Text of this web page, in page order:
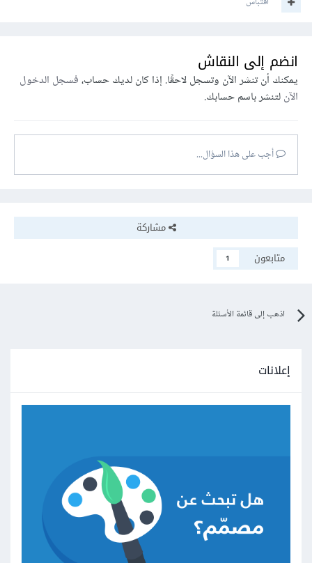
انضم إلى النقاش
يمكنك أن تنشر الآن وتسجل لاحقًا. إذا كان لديك حساب،فسجل الدخول
الآنلتنشر باسم حسابك.
أجب على هذا السؤال...
مشاركة
متابعون
1
اذهب إلى قائمة الأسئلة
إعلانات